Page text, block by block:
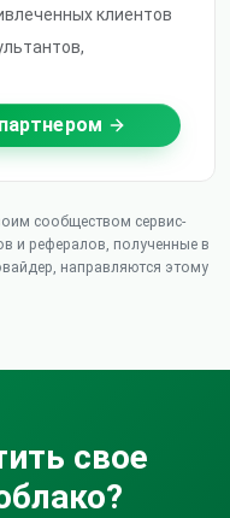
клиентов
сообществом сервис-
и рефералов, полученные в
направляются этому
свое